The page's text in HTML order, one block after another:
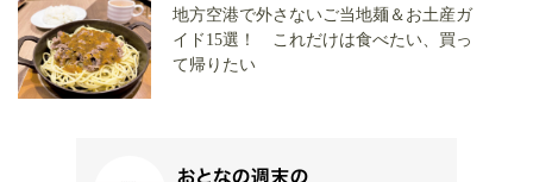
地方空港で外さないご当地麺＆お土産ガ
イド15選！ これだけは食べたい、買っ
て帰りたい